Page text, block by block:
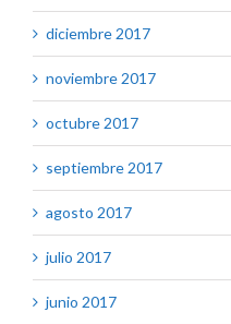
diciembre 2017
noviembre 2017
octubre 2017
septiembre 2017
agosto 2017
julio 2017
junio 2017